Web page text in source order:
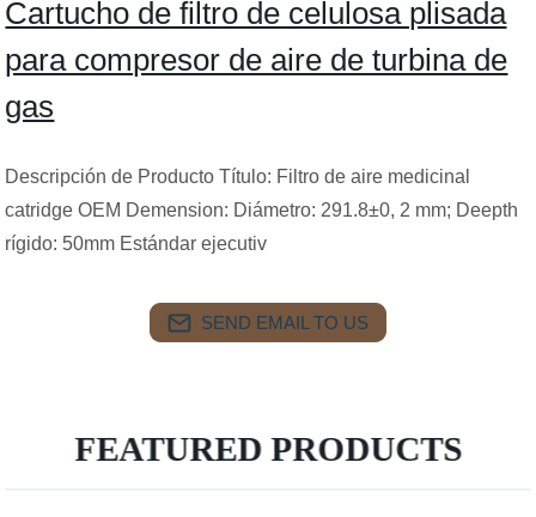
Cartucho de filtro de celulosa plisada
para compresor de aire de turbina de
gas
Descripción de Producto Título: Filtro de aire medicinal
catridge OEM Demension: Diámetro: 291.8±0, 2 mm; Deepth
rígido: 50mm Estándar ejecutiv
SEND EMAIL TO US
FEATURED PRODUCTS